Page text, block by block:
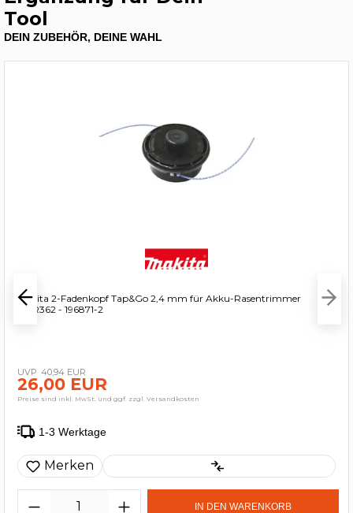
Tool
DEIN ZUBEHÖR, DEINE WAHL
Makita 2-Fadenkopf Tap&Go 2,4 mm für Akku-Rasentrimmer
DUR362 - 196871-2
40,94 EUR
26,00 EUR
Preise sind inkl. MwSt. und ggf. zzgl. Versandkosten
1-3 Werktage
Merken
IN DEN WARENKORB